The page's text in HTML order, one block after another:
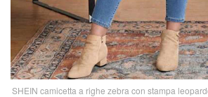
SHEIN camicetta a righe zebra con stampa